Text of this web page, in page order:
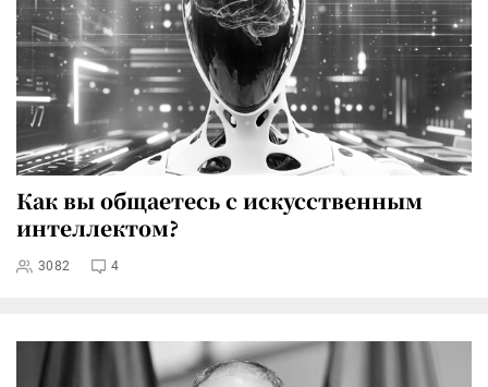
Как вы общаетесь с искусственным
интеллектом?
3082 4